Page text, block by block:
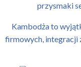
przysmaki
Kambodża to
firmowych, integracji